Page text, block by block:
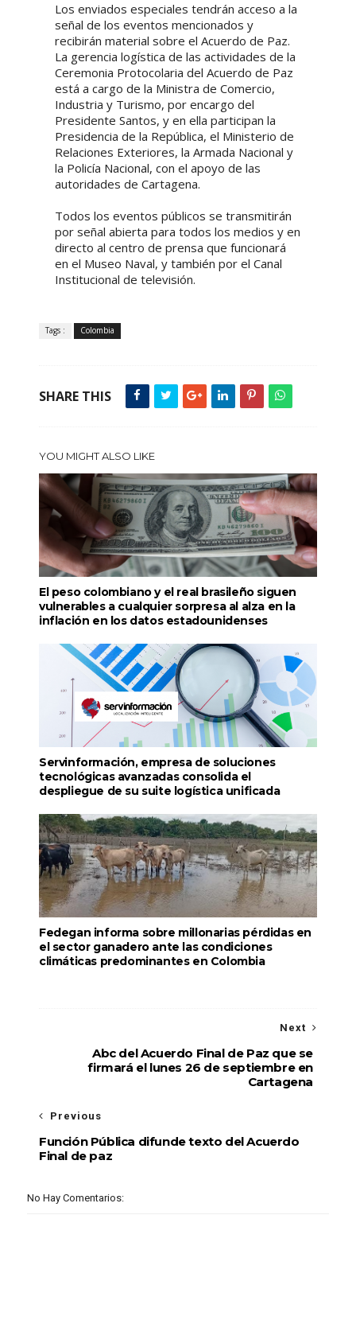
Los enviados especiales tendrán acceso a la
señal de los eventos mencionados y
recibirán material sobre el Acuerdo de Paz.
La gerencia logística de las actividades de la
Ceremonia Protocolaria del Acuerdo de Paz
está a cargo de la Ministra de Comercio,
Industria y Turismo, por encargo del
Presidente Santos, y en ella participan la
Presidencia de la República, el Ministerio de
Relaciones Exteriores, la Armada Nacional y
la Policía Nacional, con el apoyo de las
autoridades de Cartagena.
Todos los eventos públicos se transmitirán
por señal abierta para todos los medios y en
directo al centro de prensa que funcionará
en el Museo Naval, y también por el Canal
Institucional de televisión.
Tags : Colombia
SHARE THIS
YOU MIGHT ALSO LIKE
El peso colombiano y el real brasileño siguen
vulnerables a cualquier sorpresa al alza en la
inflación en los datos estadounidenses
Servinformación, empresa de soluciones
tecnológicas avanzadas consolida el
despliegue de su suite logística unificada
Fedegan informa sobre millonarias pérdidas en
el sector ganadero ante las condiciones
climáticas predominantes en Colombia
Next
Abc del Acuerdo Final de Paz que se
firmará el lunes 26 de septiembre en
Cartagena
Previous
Función Pública difunde texto del Acuerdo
Final de paz
No Hay Comentarios: